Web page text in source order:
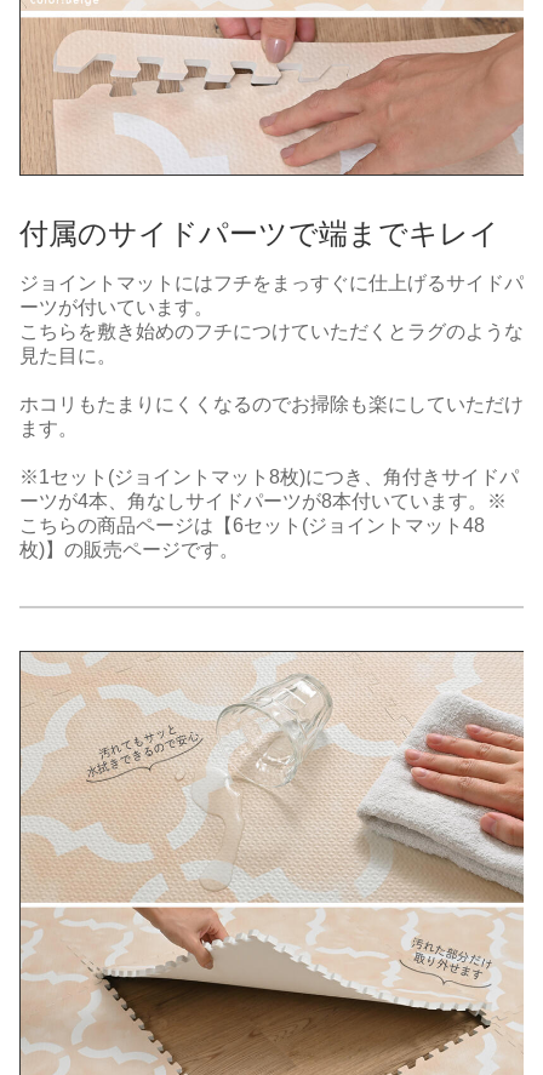
付属のサイドパーツで端までキレイ
ジョイントマットにはフチをまっすぐに仕上げるサイドパ
ーツが付いています。
こちらを敷き始めのフチにつけていただくとラグのような
見た目に。
ホコリもたまりにくくなるのでお掃除も楽にしていただけ
ます。
※1セット(ジョイントマット8枚)につき、角付きサイドパ
ーツが4本、角なしサイドパーツが8本付いています。※
こちらの商品ページは【6セット(ジョイントマット48
枚)】の販売ページです。